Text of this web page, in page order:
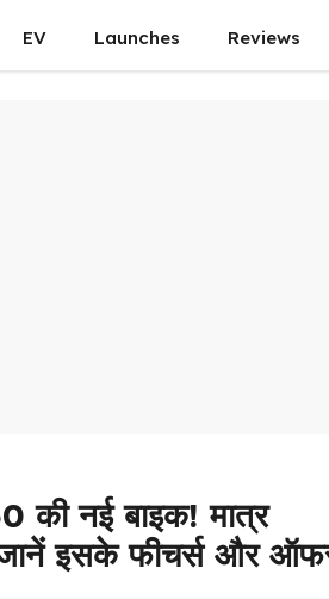
EV Launches Reviews
नई बाइक! मात्र
इसके फीचर्स और